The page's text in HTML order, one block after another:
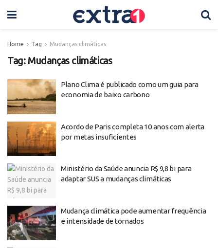
Home Tag Mudanças climáticas
Tag: Mudanças climáticas
Plano Clima é publicado como um guia para
economia de baixo carbono
Acordo de Paris completa 10 anos com alerta
por metas insuficientes
Ministério da Saúde anuncia R$ 9,8 bi para
adaptar SUS a mudanças climáticas
Mudança climática pode aumentar frequência
e intensidade de tornados